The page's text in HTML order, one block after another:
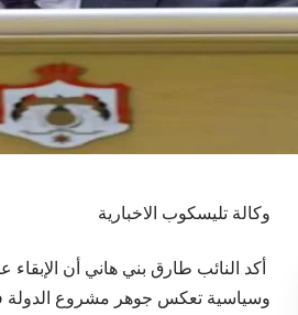
وكالة تليسكوب الاخبارية
أكد النائب طارق بني هاني أن
وسياسية تعكس جوهر مشروع الدولة